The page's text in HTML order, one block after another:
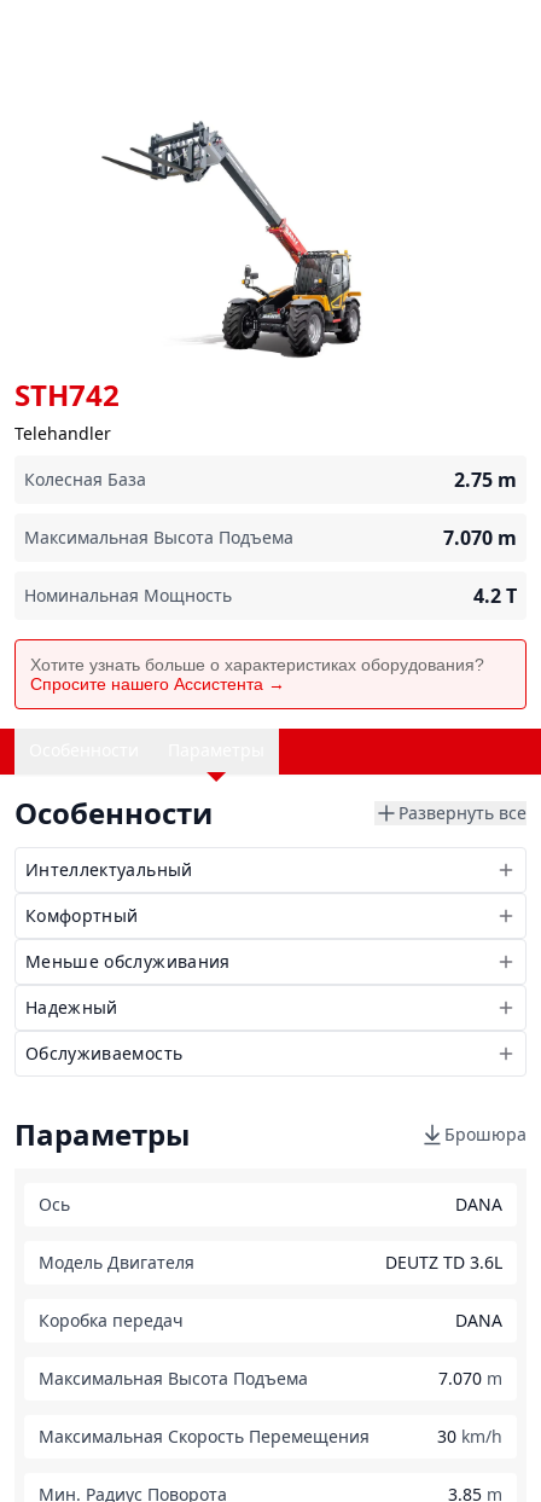
STH742
Telehandler
Колесная База
2.75 m
Максимальная Высота Подъема 7.070 m
Номинальная Мощность 4.2T
Хотите узнать больше о характеристиках оборудования?
Спросите нашего Ассистента →
Особенности Развернуть все
Интеллектуальный
Комфортный
Меньше обслуживания
Надежный
Обслуживаемость
Параметры Брошюра
Ось DANA
Модель Двигателя DEUTZ TD 3.6L
Коробка передач DANA
Максимальная Высота Подъема 7.070 m
Максимальная Скорость Перемещения 30 km/h
Мин. Радиус Поворота 3.85 m